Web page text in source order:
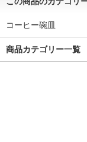
コーヒー碗皿
商品カテゴリー一覧